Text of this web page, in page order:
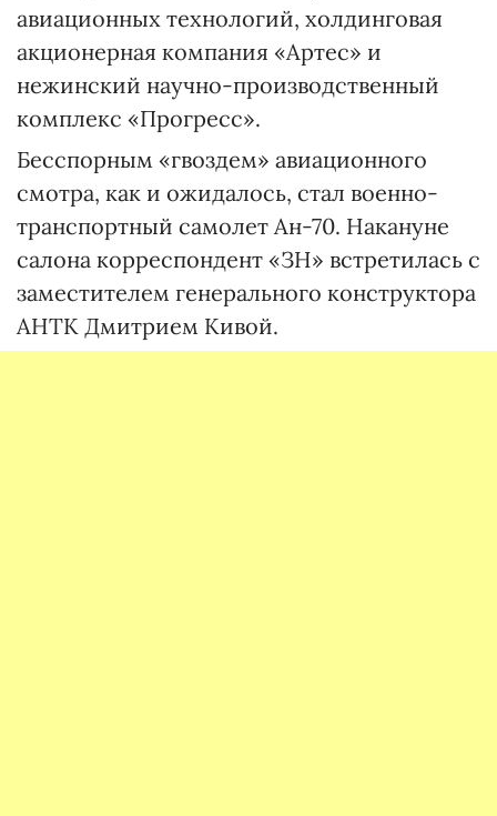
авиационных технологий, холдинговая
акционерная компания «Артес» и
нежинский научно-производственный
комплекс «Прогресс».
Бесспорным «гвоздем» авиационного
смотра, как и ожидалось, стал военно-
транспортный самолет Ан-70. Накануне
салона корреспондент «ЗН» встретилась с
заместителем генерального конструктора
АНТК Дмитрием Кивой.